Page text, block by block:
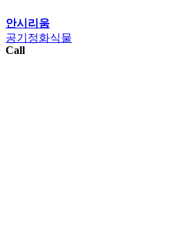
안시리움
공기정화식물
Call